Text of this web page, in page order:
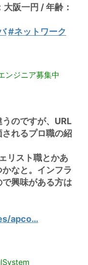
阪一円 / 年齢：
#ネットワーク
ンジニア募集中
のですが、URL
れるプロ職の紹
リスト職とかあ
なと。インフラ
興味がある方は
apco…